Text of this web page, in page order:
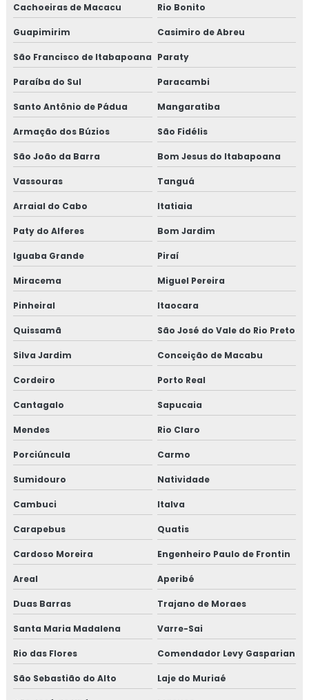
Cachoeiras de Macacu Rio Bonito
Guapimirim Casimiro de Abreu
São Francisco de Itabapoana Paraty
Paraíba do Sul Paracambi
Santo Antônio de Pádua Mangaratiba
Armação dos Búzios São Fidélis
São João da Barra Bom Jesus do Itabapoana
Vassouras Tanguá
Arraial do Cabo Itatiaia
Paty do Alferes Bom Jardim
Iguaba Grande Piraí
Miracema Miguel Pereira
Pinheiral Itaocara
Quissamã São José do Vale do Rio Preto
Silva Jardim Conceição de Macabu
Cordeiro Porto Real
Cantagalo Sapucaia
Mendes Rio Claro
Porciúncula Carmo
Sumidouro Natividade
Cambuci Italva
Carapebus Quatis
Cardoso Moreira Engenheiro Paulo de Frontin
Areal Aperibé
Duas Barras Trajano de Moraes
Santa Maria Madalena Varre-Sai
Rio das Flores Comendador Levy Gasparian
São Sebastião do Alto Laje do Muriaé